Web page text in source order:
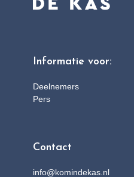
Informatie voor:
Deelnemers
Pers
Contact
info@komindekas.nl